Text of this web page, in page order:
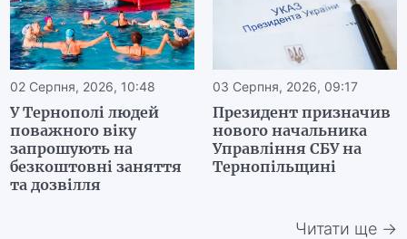
02 Серпня, 2026, 10:48
У Тернополі людей
поважного віку
запрошують на
безкоштовні заняття
та дозвілля
03 Серпня, 2026, 09:17
Президент призначив
нового начальника
Управління СБУ на
Тернопільщині
Читати ще →